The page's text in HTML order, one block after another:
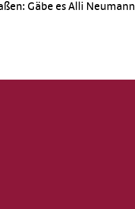
Gäbe es Alli Neumann